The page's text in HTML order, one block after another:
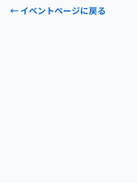
← イベントページに戻る